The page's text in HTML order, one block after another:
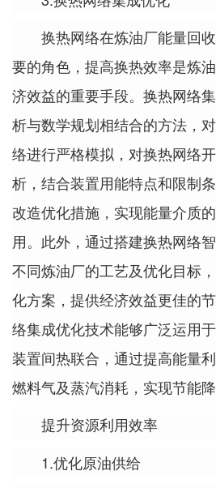
换热网络在炼油厂能量回
要的角色，提高换热效率是炼
济效益的重要手段。换热网络
析与数学规划相结合的方法，
络进行严格模拟，对换热网络
析，结合装置用能特点和限制
改造优化措施，实现能量介质
用。此外，通过搭建换热网络
不同炼油厂的工艺及优化目标
化方案，提供经济效益更佳的
络集成优化技术能够广泛运用
装置间热联合，通过提高能量
燃料气及蒸汽消耗，实现节能降
提升资源利用效率
1.优化原油供给